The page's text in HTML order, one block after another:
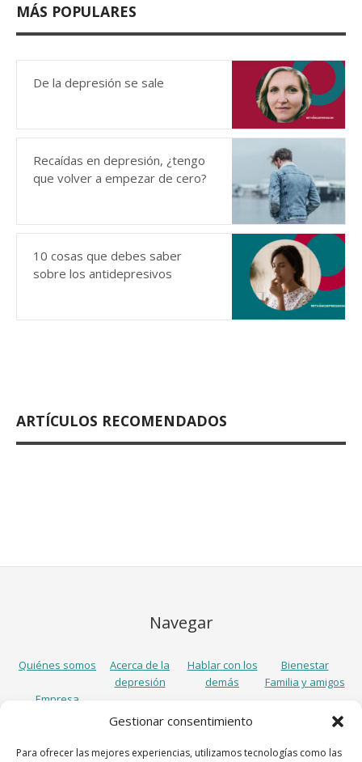
Gestionar consentimiento
Para ofrecer las mejores experiencias, utilizamos tecnologías como las
MÁS POPULARES
De la depresión se sale
Recaídas en depresión, ¿tengo
que volver a empezar de cero?
10 cosas que debes saber
sobre los antidepresivos
ARTÍCULOS RECOMENDADOS
Navegar
Quiénes somos
Acerca de la
depresión
Hablar con los
demás
Bienestar
Familia y amigos
Empresa
Síguenos